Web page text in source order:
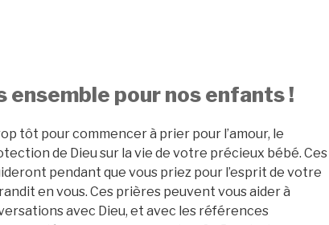
ensemble pour nos enfants !
tôt pour commencer à prier pour l’amour, le
de Dieu sur la vie de votre précieux bébé. Ces
pendant que vous priez pour l’esprit de votre
en vous. Ces prières peuvent vous aider à
avec Dieu, et avec les références